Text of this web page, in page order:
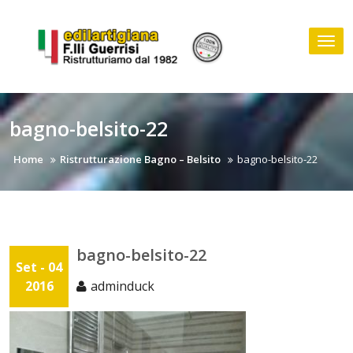
content
bagno-belsito-22
Home Ristrutturazione Bagno – Belsito bagno-belsito-22
Set - 04
2016
bagno-belsito-22
adminduck